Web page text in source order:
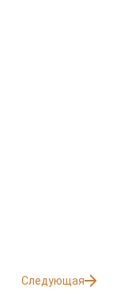
Следующая